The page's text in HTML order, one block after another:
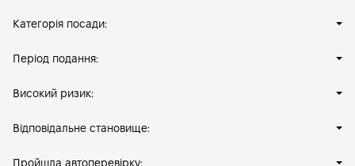
Категорія посади:
Період подання:
Високий ризик:
Відповідальне становище:
Пройшла автоперевірку: